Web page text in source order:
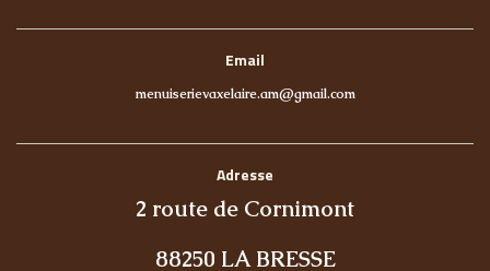
Email
menuiserievaxelaire.am@gmail.com
Adresse
2 route de Cornimont
88250 LA BRESSE